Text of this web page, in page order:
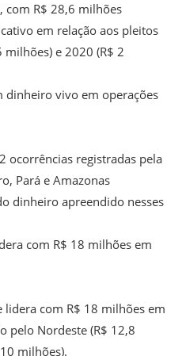
com R$ 28,6 milhões
em relação aos pleitos
e 2020 (R$ 2
dinheiro vivo em operações
ocorrências registradas pela
Pará e Amazonas
dinheiro apreendido nesses
com R$ 18 milhões em
com R$ 18 milhões em
pelo Nordeste (R$ 12,8
milhões).